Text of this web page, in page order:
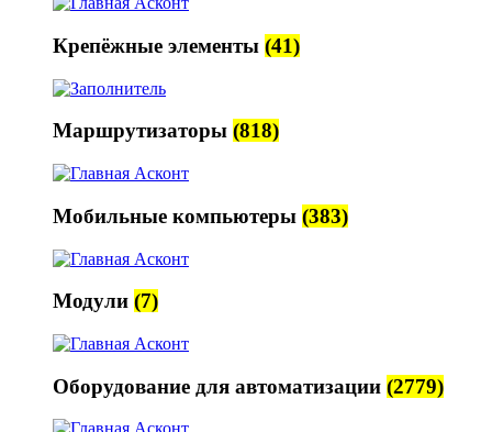
Крепёжные элементы (41)
Маршрутизаторы (818)
Мобильные компьютеры (383)
Модули (7)
Оборудование для автоматизации (2779)